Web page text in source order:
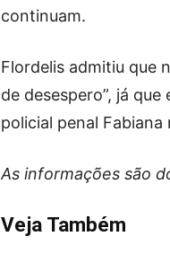
continuam.
Flordelis admitiu que
de desespero”, já
policial penal
As informações são
Veja Também